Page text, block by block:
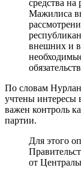
средства
Мажилиса
внешних и
По словам
учтены интересы
важен контроль
партии.
Для этого
от